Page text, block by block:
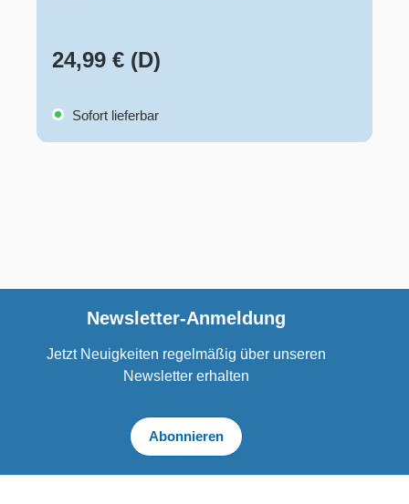
24,99 € (D)
Sofort lieferbar
Newsletter-Anmeldung
Jetzt Neuigkeiten regelmäßig über unseren
Newsletter erhalten
Abonnieren